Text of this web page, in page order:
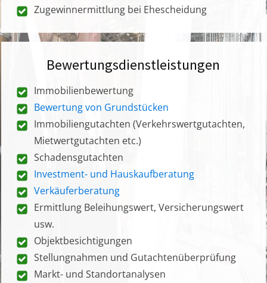
Zugewinnermittlung bei Ehescheidung
Bewertungsdienstleistungen
Immobilienbewertung
Bewertung von Grundstücken
Immobiliengutachten (Verkehrswertgutachten,
Mietwertgutachten etc.)
Schadensgutachten
Investment- und Hauskaufberatung
Verkäuferberatung
Ermittlung Beleihungswert, Versicherungswert
usw.
Objektbesichtigungen
Stellungnahmen und Gutachtenüberprüfung
Markt- und Standortanalysen